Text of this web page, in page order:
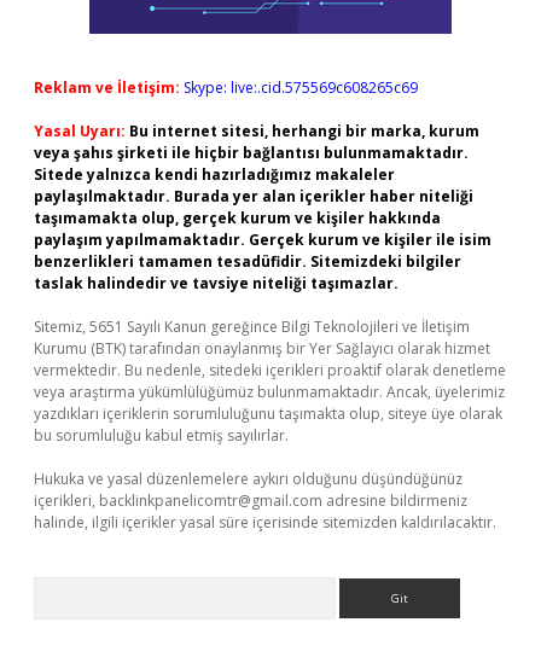
Reklam ve İletişim: Skype: live:.cid.575569c608265c69
Yasal Uyarı: Bu internet sitesi, herhangi bir marka, kurum
veya şahıs şirketi ile hiçbir bağlantısı bulunmamaktadır.
Sitede yalnızca kendi hazırladığımız makaleler
paylaşılmaktadır. Burada yer alan içerikler haber niteliği
taşımamakta olup, gerçek kurum ve kişiler hakkında
paylaşım yapılmamaktadır. Gerçek kurum ve kişiler ile isim
benzerlikleri tamamen tesadüfidir. Sitemizdeki bilgiler
taslak halindedir ve tavsiye niteliği taşımazlar.
Sitemiz, 5651 Sayılı Kanun gereğince Bilgi Teknolojileri ve İletişim
Kurumu (BTK) tarafından onaylanmış bir Yer Sağlayıcı olarak hizmet
vermektedir. Bu nedenle, sitedeki içerikleri proaktif olarak denetleme
veya araştırma yükümlülüğümüz bulunmamaktadır. Ancak, üyelerimiz
yazdıkları içeriklerin sorumluluğunu taşımakta olup, siteye üye olarak
bu sorumluluğu kabul etmiş sayılırlar.
Hukuka ve yasal düzenlemelere aykırı olduğunu düşündüğünüz
içerikleri, backlinkpanelicomtr@gmail.com adresine bildirmeniz
halinde, ilgili içerikler yasal süre içerisinde sitemizden kaldırılacaktır.